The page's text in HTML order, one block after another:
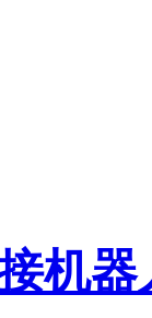
机